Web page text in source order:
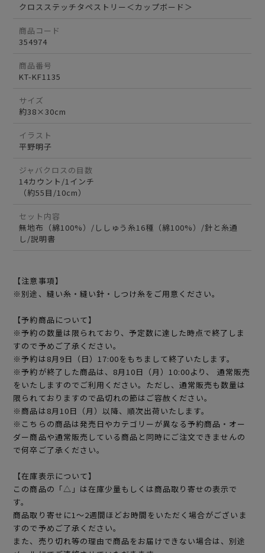
クロスステッチタペストリー＜カップボード＞
商品コード
354974
商品番号
KT-KF1135
サイズ
約38×30cm
イラスト
平野明子
ジャバクロスの目数
14カウント/1インチ
（約55目/10cm）
セット内容
無地布（綿100%）/ししゅう糸16種（綿100%）/針と糸通
し/説明書
【注意事項】
※別途、縫い糸・縫い針・しつけ糸をご用意ください。
【予約商品について】
※予約の数量は限られており、予定数に達した時点で終了しま
すので予めご了承ください。
※予約は8月9日（日）17:00をもちまして終了いたします。
※予約が終了した商品は、8月10日（月）10:00より、 通常販売
をいたしますのでご利用ください。ただし、通常販売も数量は
限られておりますので品切れの節はご容赦ください。
※商品は8月10日（月）以降、順次出荷いたします。
※こちらの商品は発売日やカテゴリーが異なる予約商品・オー
ダー商品や通常販売している商品と同時にご注文できませんの
で何卒ご了承ください。
【在庫表示について】
この商品の「△」は在庫少量もしくは商品取り寄せの表示で
す。
商品取り寄せに1～2週間ほどお時間をいただく場合がございま
すので予めご了承ください。
また、売り切れ等の理由で商品をお届けできない場合は、別途